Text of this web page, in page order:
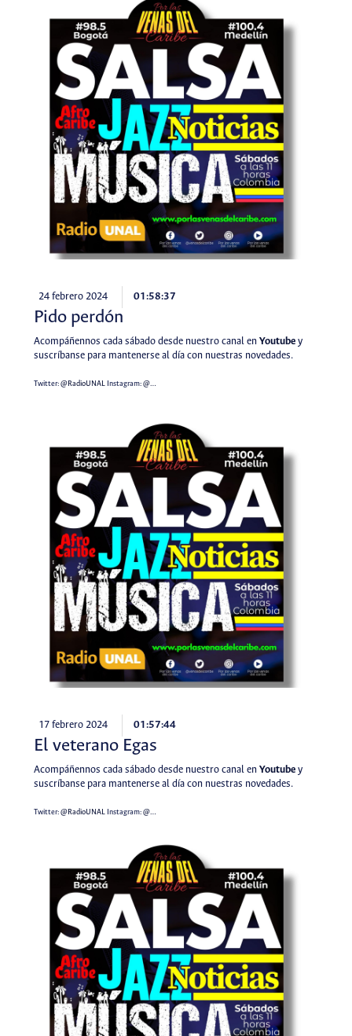
24 febrero 2024 01:58:37
Pido perdón
Acompáñennos cada sábado desde nuestro canal en Youtubey
suscríbanse para mantenerse al día con nuestras novedades.
Twitter:@RadioUNALInstagram:@…
17 febrero 2024 01:57:44
El veterano Egas
Acompáñennos cada sábado desde nuestro canal en Youtubey
suscríbanse para mantenerse al día con nuestras novedades.
Twitter:@RadioUNALInstagram:@…